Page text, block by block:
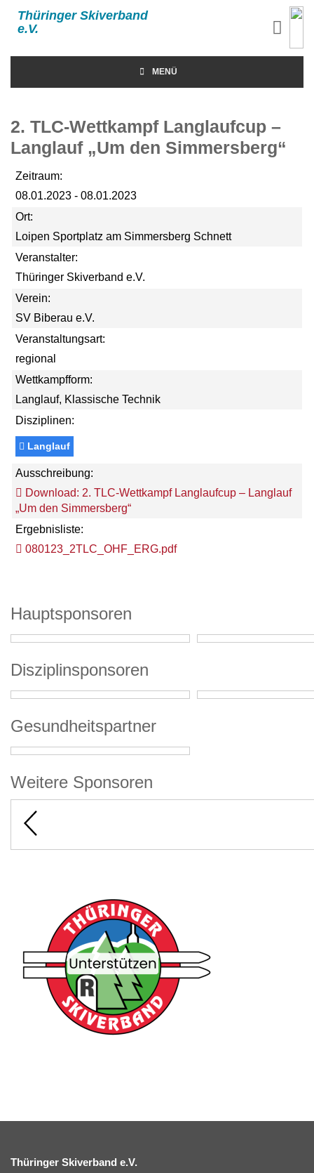
Thüringer Skiverband
e.V.
MENÜ
2. TLC-Wettkampf Langlaufcup –
Langlauf „Um den Simmersberg“
Zeitraum:
08.01.2023 - 08.01.2023
Ort:
Loipen Sportplatz am Simmersberg Schnett
Veranstalter:
Thüringer Skiverband e.V.
Verein:
SV Biberau e.V.
Veranstaltungsart:
regional
Wettkampfform:
Langlauf, Klassische Technik
Disziplinen:
Langlauf
Ausschreibung:
Download: 2. TLC-Wettkampf Langlaufcup – Langlauf
„Um den Simmersberg“
Ergebnisliste:
080123_2TLC_OHF_ERG.pdf
Hauptsponsoren
Disziplinsponsoren
Gesundheitspartner
Weitere Sponsoren
Thüringer Skiverband e.V.